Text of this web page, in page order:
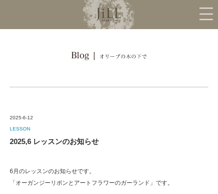
2025-6-12
LESSON
2025,6 レッスンのお知らせ
6月のレッスンのお知らせです。
「オーガンジーリボンとアートフラワーのガーランド」です。